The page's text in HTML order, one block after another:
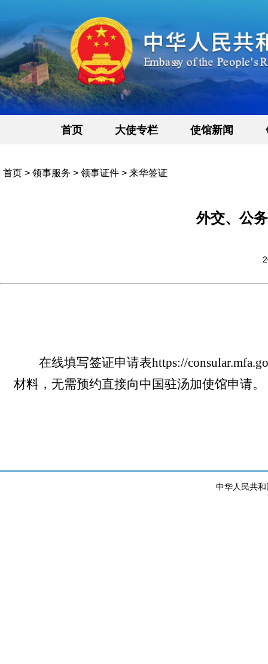
首页 大使专栏 使馆新闻
首页 > 领事服务 > 领事证件 > 来华签证
外交、公
在线填写签证申请表https://
材料，无需预约直接向中国驻汤加使馆申请。
中华人民共